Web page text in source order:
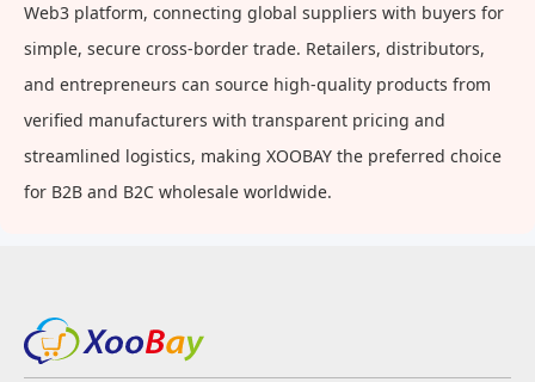
Web3 platform, connecting global suppliers with buyers for
simple, secure cross-border trade. Retailers, distributors,
and entrepreneurs can source high-quality products from
verified manufacturers with transparent pricing and
streamlined logistics, making XOOBAY the preferred choice
for B2B and B2C wholesale worldwide.